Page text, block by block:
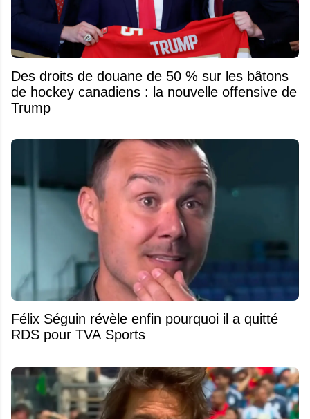
Des droits de douane de 50 % sur les bâtons
de hockey canadiens : la nouvelle offensive de
Trump
Félix Séguin révèle enfin pourquoi il a quitté
RDS pour TVA Sports